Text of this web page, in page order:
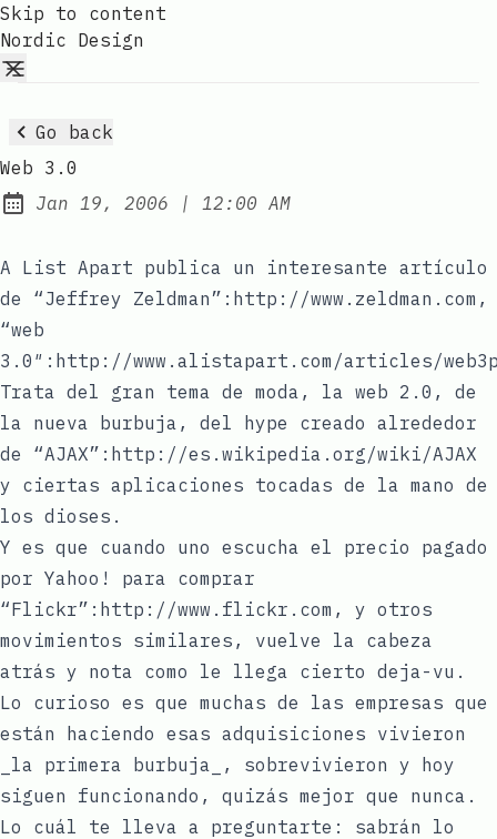
Skip to content
Nordic Design
Go back
Web 3.0
Published:
Jan 19, 2006 | at
12:00 AM
A List Apart publica un interesante artículo
de “Jeffrey Zeldman”:http://www.zeldman.com,
“web
3.0″:http://www.alistapart.com/articles/
Trata del gran tema de moda, la web 2.0, de
la nueva burbuja, del hype creado alrededor
de “AJAX”:http://es.wikipedia.org/wiki/AJAX
y ciertas aplicaciones tocadas de la mano de
los dioses.
Y es que cuando uno escucha el precio pagado
por Yahoo! para comprar
“Flickr”:http://www.flickr.com, y otros
movimientos similares, vuelve la cabeza
atrás y nota como le llega cierto deja-vu.
Lo curioso es que muchas de las empresas que
están haciendo esas adquisiciones vivieron
_la primera burbuja_, sobrevivieron y hoy
siguen funcionando, quizás mejor que nunca.
Lo cuál te lleva a preguntarte: sabrán lo